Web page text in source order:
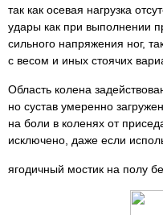
так как осевая нагрузка
удары как при выполнении
сильного напряжения ног,
с весом и иных стоячих
Область колена
но сустав умеренно
на боли в коленях от
исключено, даже если
ягодичный мостик на полу